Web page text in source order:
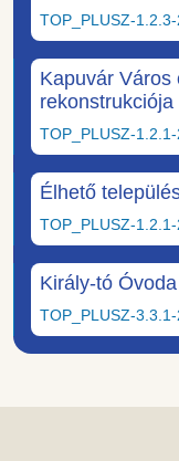
TOP_PLUSZ-
Kapuvár Város
rekonstrukciója
TOP_PLUSZ-
Élhető
TOP_PLUSZ-
Király-tó
TOP_PLUSZ-